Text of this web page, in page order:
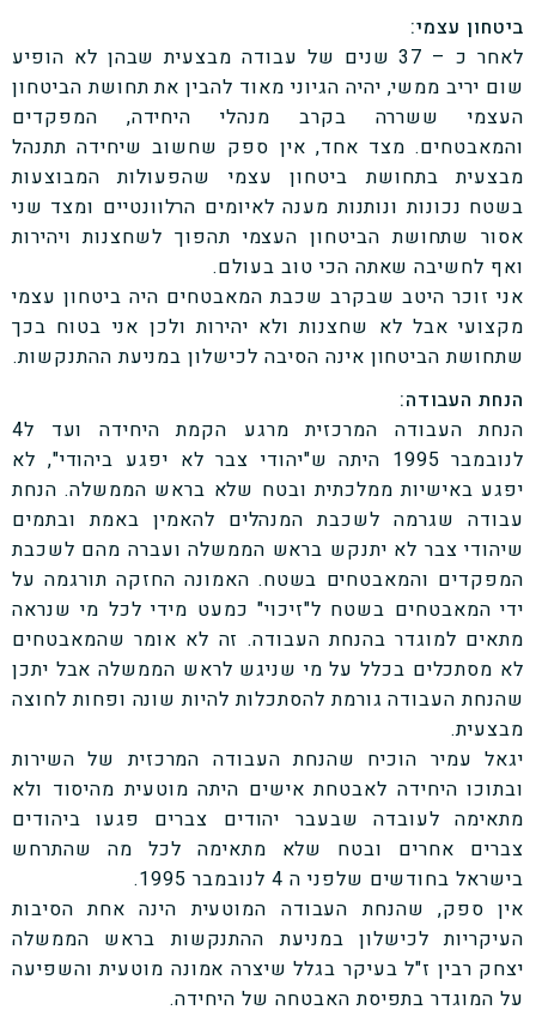
ביטחון עצמי:
לאחר כ – 37 שנים של עבודה מבצעית שבהן לא הופיע
שום יריב ממשי, יהיה הגיוני מאוד להבין את תחושת הביטחון
העצמי ששררה בקרב מנהלי היחידה, המפקדים
והמאבטחים. מצד אחד, אין ספק שחשוב שיחידה תתנהל
מבצעית בתחושת ביטחון עצמי שהפעולות המבוצעות
בשטח נכונות ונותנות מענה לאיומים הרלוונטיים ומצד שני
אסור שתחושת הביטחון העצמי תהפוך לשחצנות ויהירות
ואף לחשיבה שאתה הכי טוב בעולם.
אני זוכר היטב שבקרב שכבת המאבטחים היה ביטחון עצמי
מקצועי אבל לא שחצנות ולא יהירות ולכן אני בטוח בכך
שתחושת הביטחון אינה הסיבה לכישלון במניעת ההתנקשות.
הנחת העבודה:
הנחת העבודה המרכזית מרגע הקמת היחידה ועד ל4
לנובמבר 1995 היתה ש"יהודי צבר לא יפגע ביהודי", לא
יפגע באישיות ממלכתית ובטח שלא בראש הממשלה. הנחת
עבודה שגרמה לשכבת המנהלים להאמין באמת ובתמים
שיהודי צבר לא יתנקש בראש הממשלה ועברה מהם לשכבת
המפקדים והמאבטחים בשטח. האמונה החזקה תורגמה על
ידי המאבטחים בשטח ל"זיכוי" כמעט מידי לכל מי שנראה
מתאים למוגדר בהנחת העבודה. זה לא אומר שהמאבטחים
לא מסתכלים בכלל על מי שניגש לראש הממשלה אבל יתכן
שהנחת העבודה גורמת להסתכלות להיות שונה ופחות לחוצה
מבצעית.
יגאל עמיר הוכיח שהנחת העבודה המרכזית של השירות
ובתוכו היחידה לאבטחת אישים היתה מוטעית מהיסוד ולא
מתאימה לעובדה שבעבר יהודים צברים פגעו ביהודים
צברים אחרים ובטח שלא מתאימה לכל מה שהתרחש
בישראל בחודשים שלפני ה 4 לנובמבר 1995.
אין ספק, שהנחת העבודה המוטעית הינה אחת הסיבות
העיקריות לכישלון במניעת ההתנקשות בראש הממשלה
יצחק רבין ז"ל בעיקר בגלל שיצרה אמונה מוטעית והשפיעה
על המוגדר בתפיסת האבטחה של היחידה.